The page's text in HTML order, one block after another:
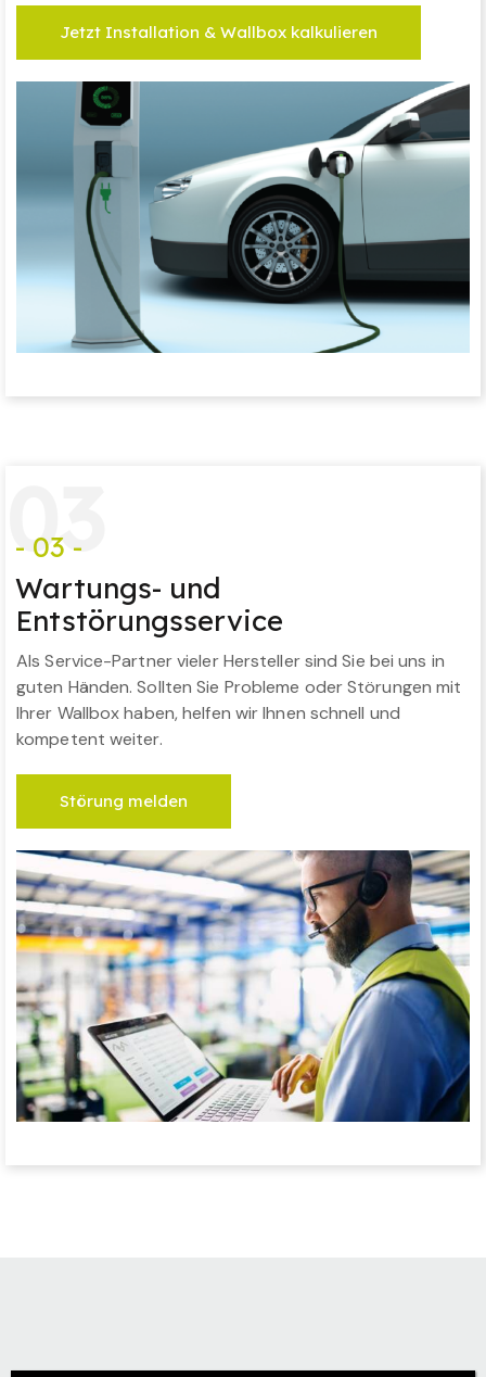
Jetzt Installation & Wallbox kalkulieren
03
- 03 -
Wartungs- und
Entstörungsservice
Als Service-Partner vieler Hersteller sind Sie bei uns in
guten Händen. Sollten Sie Probleme oder Störungen mit
Ihrer Wallbox haben, helfen wir Ihnen schnell und
kompetent weiter.
Störung melden